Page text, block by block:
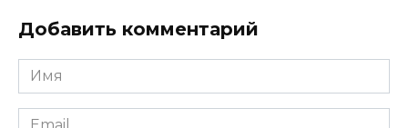
Добавить комментарий
Имя
*
Email